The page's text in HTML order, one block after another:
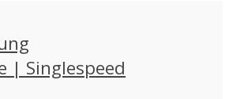
| Singlespeed